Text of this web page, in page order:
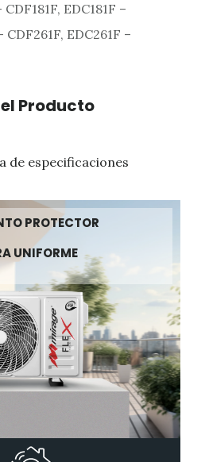
CDF181F, EDC181F –
CDF261F, EDC261F –
Producto
de especificaciones
PROTECTOR
UNIFORME